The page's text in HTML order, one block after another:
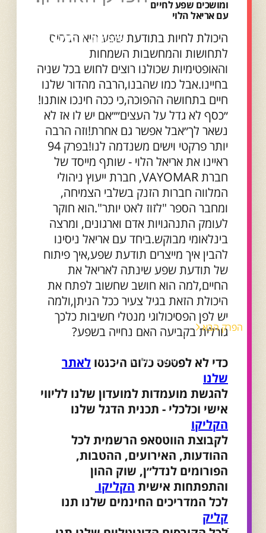
הפרק הבא
פרק 98 - דיוק עצמי בשוק העבודה
החדש עם רוני לפידות
ומושכים שפע לחיים
עם אריאל הלוי
היכולת לחיות בתודעת שפע היא הבסיס
לתחושות והמחשבות השמחות
והאופטימיות שכולנו רוצים לחוש בכל שניה
בחיינו.אבל כמו שהבנו,הרבה מהדור שלנו
חיים בתחושה ההפוכה,כי ככה חינכו אותנו!
״כסף לא גדל על העצים״״אם יש לו אז לא
נשאר לך״אבל אפשר גם אחרת!וזה הרבה
יותר פרקטי וישים משנדמה לנו!בפרק 94
ראיינו את אריאל הלוי - שותף מייסד של
חברת VAYOMAR, חברת ייעוץ ניהולי
המלווה חברות הזנק בשלבי הצמיחה,
ומחבר הספר "לזוז לאט יותר".הוא חוקר
לעומק התנהגויות אדם וארגונים, ומרצה
בינלאומי מבוקש.ביחד עם אריאל ניסינו
להבין איך מייצרים תודעת שפע,איך פיתוח
של תודעת שפע שינתה לאריאל את
החיים,למה הוא חושב שחשוב לפתח את
היכולת הזאת בגיל צעיר ככל הניתן,ולמה
יש לפן הפסיכולוגי מנטלי חשיבות כלכך
גורלית בקביעה האם נחייה בשפע?
כדי לא לפספס כלום היכנסו לאתר
שלנו
להגשת מועמדות למועדון שלנו לליווי
אישי וכלכלי - תכנית הדגל שלנו
הקליקו
לקבוצת הווטסאפ הרשמית לכל
ההודעות, האירועים, ההטבות,
הפורומים לנדל״ן, שוק ההון
והתפתחות אישית הקליקו
לכל המדריכים החינמים שלנו תנו
קליק